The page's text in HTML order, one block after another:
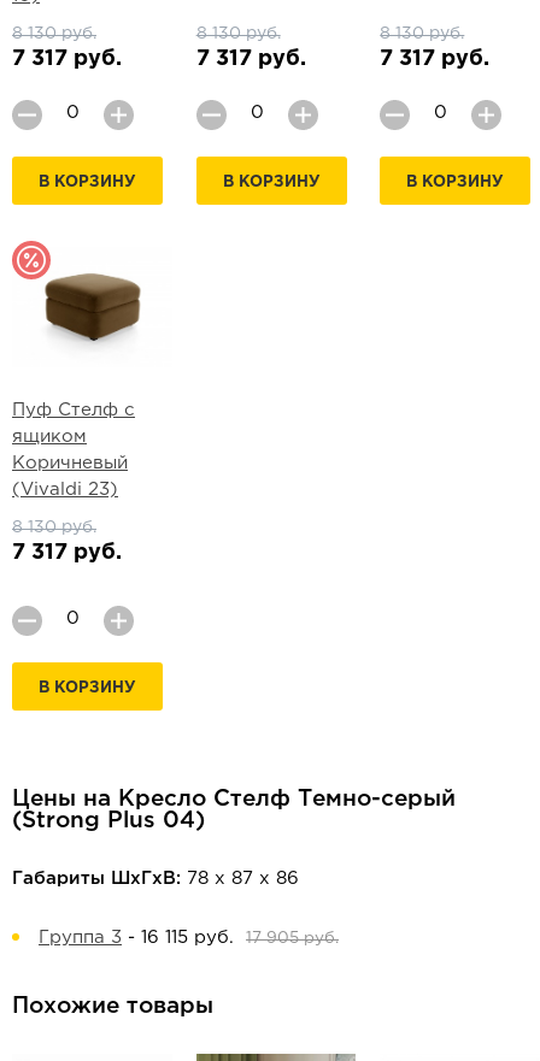
8 130 руб.
7 317 руб.
В КОРЗИНУ
8 130 руб.
7 317 руб.
В КОРЗИНУ
8 130 руб.
7 317 руб.
В КОРЗИНУ
Пуф Стелф с
ящиком
Коричневый
(Vivaldi 23)
8 130 руб.
7 317 руб.
В КОРЗИНУ
Цены на Кресло Стелф Темно-серый
(Strong Plus 04)
Габариты ШхГхВ: 78 х 87 х 86
Группа 3 - 16 115 руб. 17 905 руб.
Похожие товары